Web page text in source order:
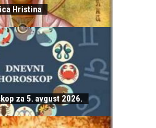
Hristina
za 5. avgust 2026.